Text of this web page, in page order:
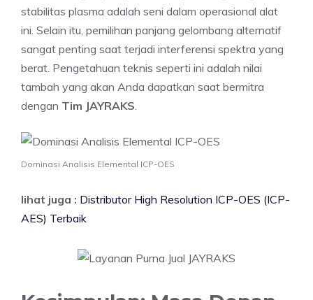
stabilitas plasma adalah seni dalam operasional alat
ini. Selain itu, pemilihan panjang gelombang alternatif
sangat penting saat terjadi interferensi spektra yang
berat. Pengetahuan teknis seperti ini adalah nilai
tambah yang akan Anda dapatkan saat bermitra
dengan Tim JAYRAKS
Dominasi Analisis Elemental ICP-OES
lihat juga : Distributor High Resolution ICP-OES (ICP-
AES) Terbaik